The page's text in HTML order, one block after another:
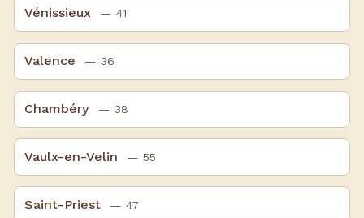
Vénissieux — 41
Valence — 36
Chambéry — 38
Vaulx-en-Velin — 55
Saint-Priest — 47